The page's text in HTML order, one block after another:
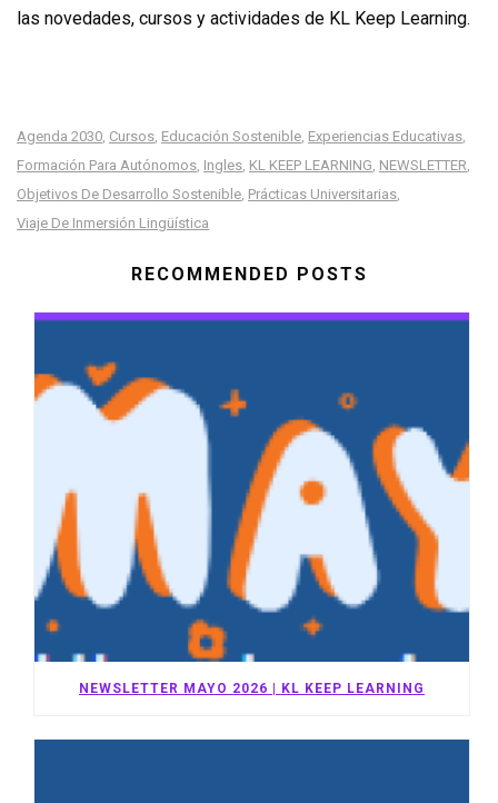
las novedades, cursos y actividades de KL Keep Learning.
Agenda 2030 Cursos Educación Sostenible Experiencias Educativas
Formación Para Autónomos Ingles KL KEEP LEARNING NEWSLETTER
Objetivos De Desarrollo Sostenible Prácticas Universitarias
Viaje De Inmersión Lingüística
RECOMMENDED POSTS
NEWSLETTER MAYO 2026 | KL KEEP LEARNING